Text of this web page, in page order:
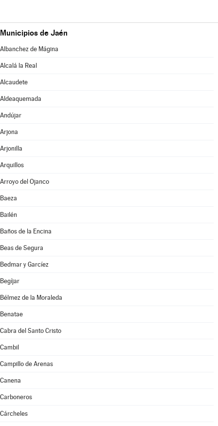
Municipios de Jaén
Albanchez de Mágina
Alcalá la Real
Alcaudete
Aldeaquemada
Andújar
Arjona
Arjonilla
Arquillos
Arroyo del Ojanco
Baeza
Bailén
Baños de la Encina
Beas de Segura
Bedmar y Garcíez
Begíjar
Bélmez de la Moraleda
Benatae
Cabra del Santo Cristo
Cambil
Campillo de Arenas
Canena
Carboneros
Cárcheles